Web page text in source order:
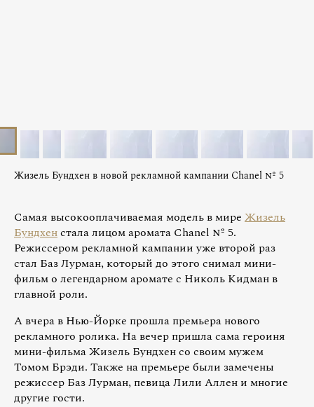
Жизель Бундхен в новой рекламной кампании Chanel № 5
Самая высокооплачиваемая модель в мире Жизель
Бундхенстала лицом аромата Chanel № 5.
Режиссером рекламной кампании уже второй раз
стал Баз Лурман, который до этого снимал мини-
фильм о легендарном аромате с Николь Кидман в
главной роли.
А вчера в Нью-Йорке прошла премьера нового
рекламного ролика. На вечер пришла сама героиня
мини-фильма Жизель Бундхен со своим мужем
Томом Брэди. Также на премьере были замечены
режиссер Баз Лурман, певица Лили Аллен и многие
другие гости.